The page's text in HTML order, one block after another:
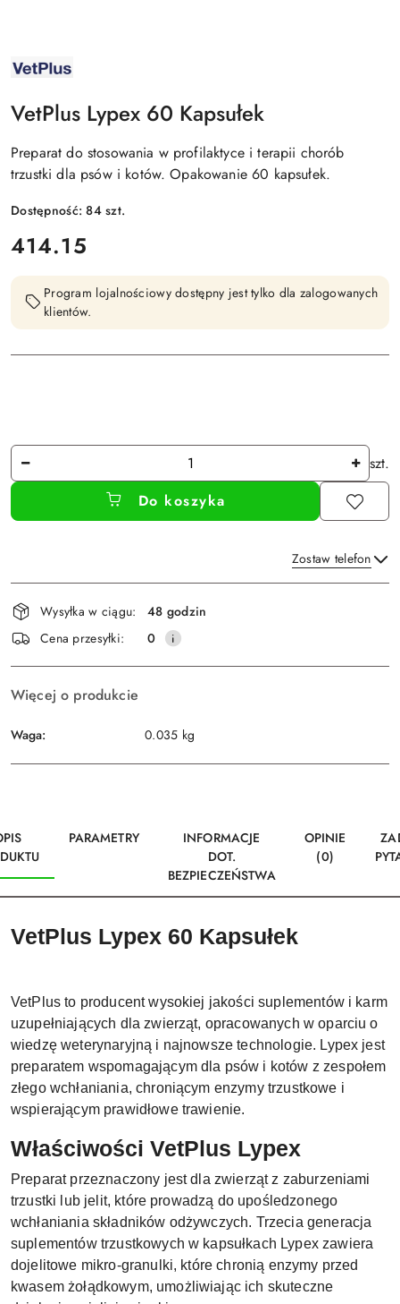
NAZWA
PRODUCENTA:
LIMITED
VetPlus Lypex 60 Kapsułek
Preparat do stosowania w profilaktyce i terapii chorób
trzustki dla psów i kotów. Opakowanie 60 kapsułek.
Dostępność:84szt.
cena:
414.15
Program lojalnościowy dostępny jest tylko dla zalogowanych
klientów.
Ilość
szt.
Do koszyka
Zostaw telefon
Wyślij
Dostępność
i
dostawa
Wysyłka w ciągu:
48 godzin
Cena przesyłki:
0
Więcej o produkcie
Waga: 0.035 kg
PARAMETRY
INFORMACJE
DOT.
BEZPIECZEŃSTWA
OPINIE
(0)
VetPlus Lypex 60 Kapsułek
VetPlus to producent wysokiej jakości suplementów i karm
uzupełniających dla zwierząt, opracowanych w oparciu o
wiedzę weterynaryjną i najnowsze technologie. Lypex jest
preparatem wspomagającym dla psów i kotów z zespołem
złego wchłaniania, chroniącym enzymy trzustkowe i
wspierającym prawidłowe trawienie.
Właściwości VetPlus Lypex
Preparat przeznaczony jest dla zwierząt z zaburzeniami
trzustki lub jelit, które prowadzą do upośledzonego
wchłaniania składników odżywczych. Trzecia generacja
suplementów trzustkowych w kapsułkach Lypex zawiera
dojelitowe mikro-granulki, które chronią enzymy przed
kwasem żołądkowym, umożliwiając ich skuteczne